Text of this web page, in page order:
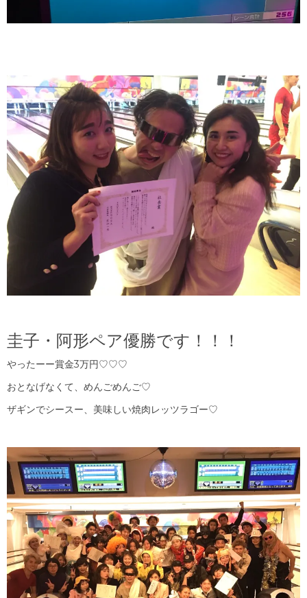
圭子・阿形ペア優勝です！！！
やったーー賞金3万円♡♡♡
おとなげなくて、めんごめんご♡
ザギンでシースー、美味しい焼肉レッツラゴー♡